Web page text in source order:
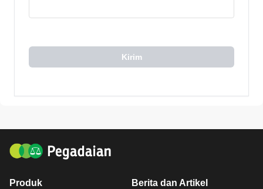
Kirim
Produk
Berita dan Artikel